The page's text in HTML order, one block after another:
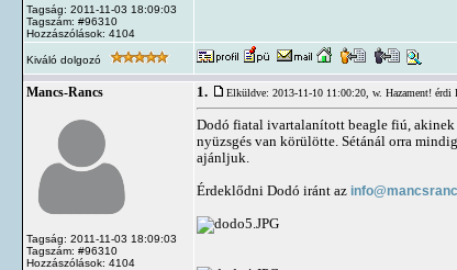
Tagság: 2011-11-03 18:09:03
Tagszám: #96310
Hozzászólások: 4104
Kiváló dolgozó
Mancs-Rancs
Tagság: 2011-11-03 18:09:03
Tagszám: #96310
Hozzászólások: 4104
1. Elküldve: 2013-11-10 11:00:20, w. Hazament! érdi
Dodó fiatal ivartalanított beagle fiú, akinek
nyüzsgés van körülötte. Sétánál orra
ajánljuk.
Érdeklődni Dodó iránt az